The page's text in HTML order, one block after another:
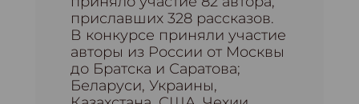
приславших 328 рассказов.
В конкурсе приняли участие
авторы из России от Москвы
до Братска и Саратова;
Беларуси, Украины,